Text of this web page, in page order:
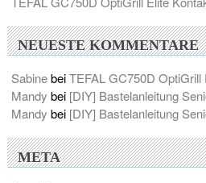
NEUESTE KOMMENTARE
SabinebeiTEFAL GC750D OptiGrill
Mandy bei [DIY] Bastelanleitung
Mandy bei [DIY] Bastelanleitung
META